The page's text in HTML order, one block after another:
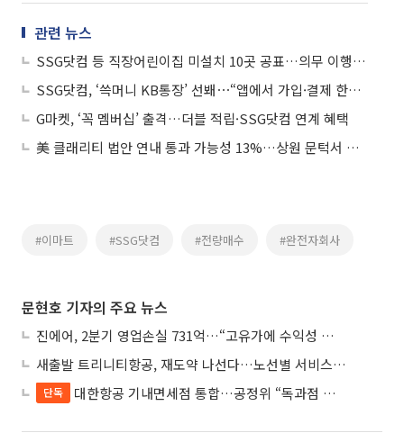
관련 뉴스
SSG닷컴 등 직장어린이집 미설치 10곳 공표…의무 이행률 94.9%
SSG닷컴, ‘쓱머니 KB통장’ 선봬⋯“앱에서 가입·결제 한번에”
G마켓, ‘꼭 멤버십’ 출격…더블 적립·SSG닷컴 연계 혜택
美 클래리티 법안 연내 통과 가능성 13%…상원 문턱서 제동
#이마트 #SSG닷컴 #전량매수 #완전자회사
문현호 기자의 주요 뉴스
진에어, 2분기 영업손실 731억…“고유가에 수익성 악화”
새출발 트리니티항공, 재도약 나선다…노선별 서비스 차별화
단독 대한항공 기내면세점 통합…공정위 “독과점 여부 따진다”